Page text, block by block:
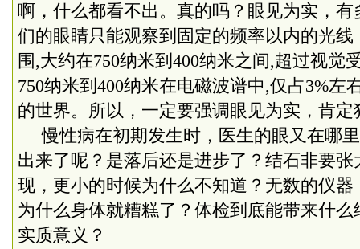
啊，什么都看不出。真的吗？眼见为实，
们的眼睛只能观察到固定的频率以内的光
围,大约在750纳米到 400纳米之间,超过视觉
750纳米到 400纳米在电磁波谱中,仅占3%左
的世界。所以，一定要强调眼见为实，肯定
慢性病在初期发生时，医生的眼又在哪
出来了呢？是落后还是进步了？结石非要
现，更小的时候为什么不知道？无数的仪
为什么身体就糟糕了？体检到底能带来什
实质意义？